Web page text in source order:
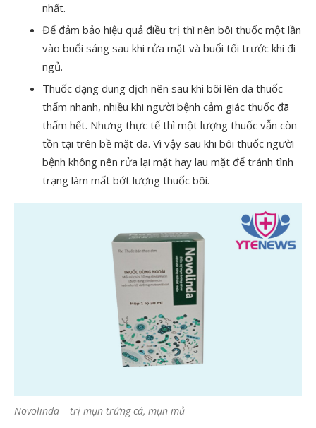
nhất.
Để đảm bảo hiệu quả điều trị thì nên bôi thuốc một lần
vào buổi sáng sau khi rửa mặt và buổi tối trước khi đi
ngủ.
Thuốc dạng dung dịch nên sau khi bôi lên da thuốc
thấm nhanh, nhiều khi người bệnh cảm giác thuốc đã
thấm hết. Nhưng thực tế thì một lượng thuốc vẫn còn
tồn tại trên bề mặt da. Vì vậy sau khi bôi thuốc người
bệnh không nên rửa lại mặt hay lau mặt để tránh tình
trạng làm mất bớt lượng thuốc bôi.
Novolinda – trị mụn trứng cá, mụn mủ